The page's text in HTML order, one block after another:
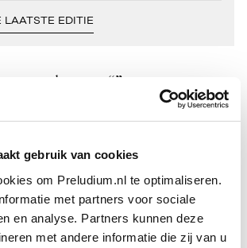
gebruik van cookies
om Preludium.nl te optimaliseren.
met partners voor sociale
en analyse. Partners kunnen deze
met andere informatie die zij van u
LAATSTE EDITIE
gevonden voor “”.